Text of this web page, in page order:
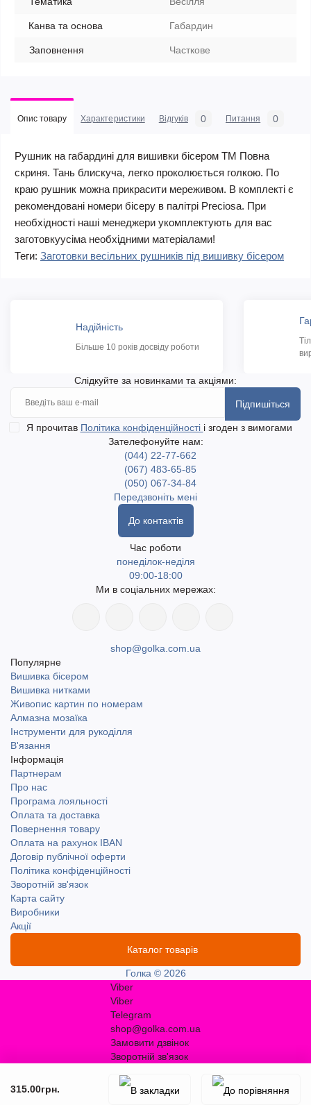
315.00грн.
Канва та основа Габардин
Заповнення Часткове
Опис товару Характеристики Відгуків 0 Питання 0
Рушник на габардині для вишивки бісером ТМ Повна
скриня. Тань блискуча, легко проколюється голкою. По
краю рушник можна прикрасити мереживом. В комплекті є
рекомендовані номери бісеру в палітрі Preciosa. При
необхідності наші менеджери укомплектують для вас
заготовкуусіма необхідними матеріалами!
Теги: Заготовки весільних рушників під вишивку бісером
Надійність
Більше 10 років досвіду роботи
Слідкуйте за новинками та акціями:
Підпишіться
Я прочитав Політика конфіденційності і згоден з вимогами
Зателефонуйте нам:
(044) 22-77-662
(067) 483-65-85
(050) 067-34-84
Передзвоніть мені
До контактів
Час роботи
понеділок-неділя
09:00-18:00
Ми в соціальних мережах:
shop@golka.com.ua
Популярне
Вишивка бісером
Вишивка нитками
Живопис картин по номерам
Алмазна мозаїка
Інструменти для рукоділля
В'язання
Інформація
Партнерам
Про нас
Програма лояльності
Оплата та доставка
Повернення товару
Оплата на рахунок IBAN
Договір публічної оферти
Політика конфіденційності
Зворотній зв'язок
Карта сайту
Виробники
Акції
Каталог товарів
Голка © 2026
Viber
Viber
Telegram
shop@golka.com.ua
Замовити дзвінок
Зворотній зв'язок